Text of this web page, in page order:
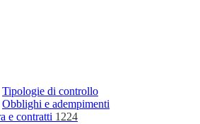
Tipologie di controllo
Obblighi e adempimenti
e contratti 1224